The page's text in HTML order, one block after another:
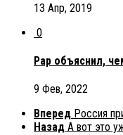
13 Апр, 2019
0
Рар объяснил,
9 Фев, 2022
Вперед Россия
Назад А вот это